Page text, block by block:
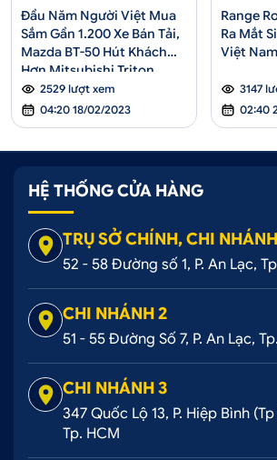
Đầu Năm Người Việt Mua
Sắm Gần 1.200 Xe Bán Tải,
Mazda BT-50 Hút Khách
Hơn Mitsubishi Triton
2529 lượt xem
04:20 18/02/2023
Range
Ra Mắt
Việt
3147
02:40
HỆ THỐNG CỬA HÀNG
TRỤ SỞ CHÍNH, CHI
52 - 58 Đường số 1, P. An Lạc,
CHI NHÁNH 2
51 - 55 Đường Số 7, P. An Lạc,
CHI NHÁNH 3
347 Quốc Lộ 13, P. Hiệp Bình
Tp. HCM